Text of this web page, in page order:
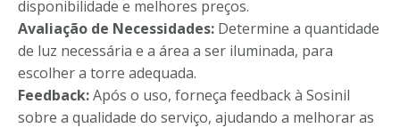
disponibilidade e melhores preços.
Avaliação de Necessidades: Determine a quantidade
de luz necessária e a área a ser iluminada, para
escolher a torre adequada.
Feedback:Após o uso, forneça feedback à Sosinil
sobre a qualidade do serviço, ajudando a melhorar as